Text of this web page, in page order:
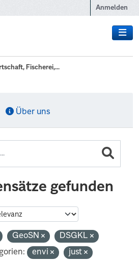
Anmelden
Fischerei,...
Über uns
gefunden
GeoSN
DSGKL
envi
just